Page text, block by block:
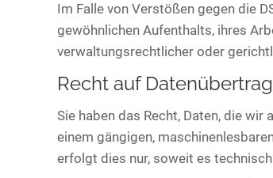
Im Falle von Verstößen gegen die
gewöhnlichen Aufenthalts, ihres
verwaltungsrechtlicher oder
Recht auf
Sie haben das Recht, Daten, die
einem gängigen,
erfolgt dies nur, soweit es